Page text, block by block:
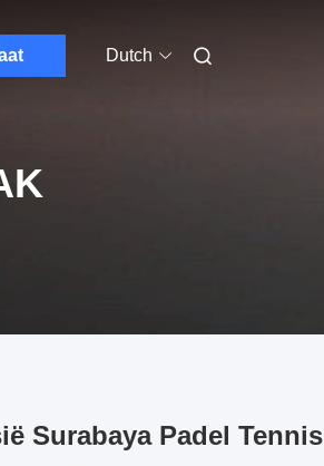
Dutch
Surabaya Padel Tennis